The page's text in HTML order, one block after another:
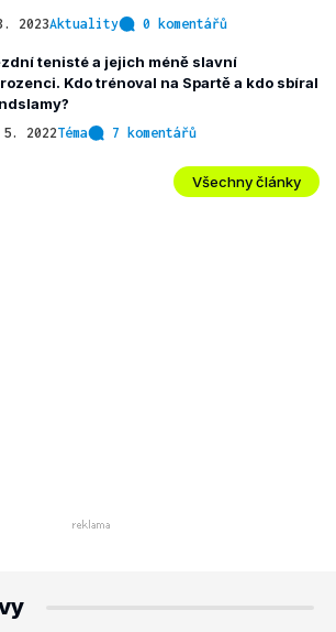
2023Aktuality 0 komentářů
tenisté a jejich méně slavní
Kdo trénoval na Spartě a kdo sbíral
2022Téma 7 komentářů
Všechny články